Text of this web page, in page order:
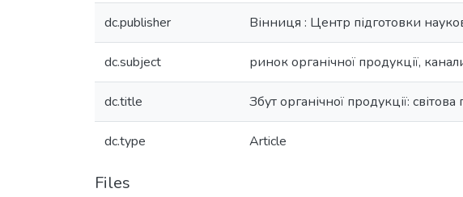
dc.publisher Вінниця : Центр підготовки
dc.subject ринок органічної продукції,
dc.title Збут органічної продукції: світова
dc.type Article
Files